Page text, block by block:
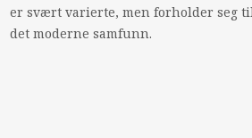
er svært varierte, men forholder seg
det moderne samfunn.